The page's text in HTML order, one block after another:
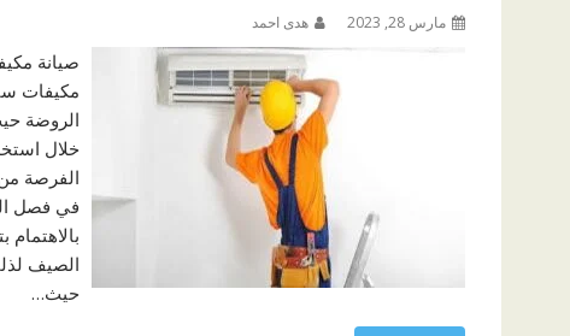
مارس 28, 2023 هدى احمد
صيانة
الروضة
خلال
الفرصة
في فصل
الصيف
حيث…